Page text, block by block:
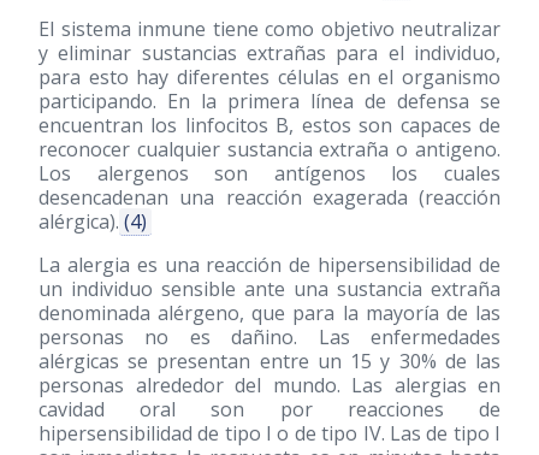
El sistema inmune tiene como objetivo neutralizar
y eliminar sustancias extrañas para el individuo,
para esto hay diferentes células en el organismo
participando. En la primera línea de defensa se
encuentran los linfocitos B, estos son capaces de
reconocer cualquier sustancia extraña o antigeno.
Los alergenos son antígenos los cuales
desencadenan una reacción exagerada (reacción
alérgica). (4)
La alergia es una reacción de hipersensibilidad de
un individuo sensible ante una sustancia extraña
denominada alérgeno, que para la mayoría de las
personas no es dañino. Las enfermedades
alérgicas se presentan entre un 15 y 30% de las
personas alrededor del mundo. Las alergias en
cavidad oral son por reacciones de
hipersensibilidad de tipo I o de tipo IV. Las de tipo I